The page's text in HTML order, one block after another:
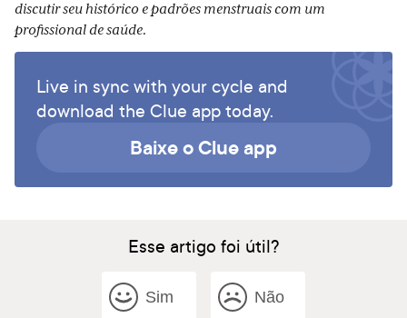
discutir seu histórico e padrões menstruais com um
profissional de saúde.
Live in sync with your cycle and
download the Clue app today.
Baixe o Clue app
Esse artigo foi útil?
Sim Não